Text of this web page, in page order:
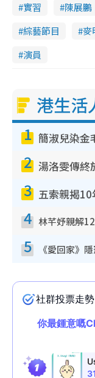
實習 陳展鵬
綜藝節目
麥
演員
港生活
1
2
3
4
5